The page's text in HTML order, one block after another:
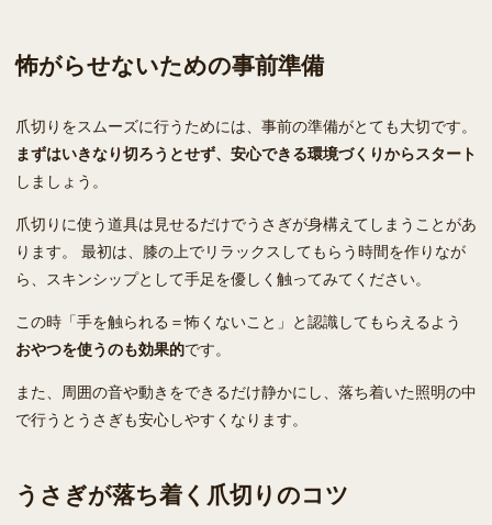
怖がらせないための事前準備
爪切りをスムーズに行うためには、事前の準備がとても大切です。
まずはいきなり切ろうとせず、安心できる環境づくりからスタート
しましょう。
爪切りに使う道具は見せるだけでうさぎが身構えてしまうことがあ
ります。 最初は、膝の上でリラックスしてもらう時間を作りなが
ら、スキンシップとして手足を優しく触ってみてください。
この時「手を触られる＝怖くないこと」と認識してもらえるよう
おやつを使うのも効果的です。
また、周囲の音や動きをできるだけ静かにし、落ち着いた照明の中
で行うとうさぎも安心しやすくなります。
うさぎが落ち着く爪切りのコツ